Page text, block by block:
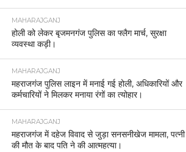
MAHARAJGANJ
होली को लेकर बृजमनगंज पुलिस का फ्लैग मार्च, सुरक्षा
व्यवस्था कड़ी।
MAHARAJGANJ
महराजगंज पुलिस लाइन में मनाई गई होली, अधिकारियों और
कर्मचारियों ने मिलकर मनाया रंगों का त्योहार।
MAHARAJGANJ
महराजगंज में दहेज विवाद से जुड़ा सनसनीखेज मामला, पत्नी
की मौत के बाद पति ने की आत्महत्या।